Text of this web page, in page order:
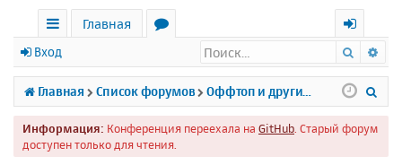
с
ы
л
к
Главная
р
у
м
х
о
д
Вход Поиск
Главная Список форумов
Информация: Конференция переехала на GitHub . Старый форум
доступен только для чтения.